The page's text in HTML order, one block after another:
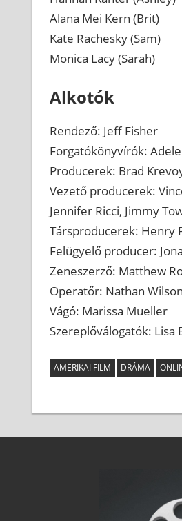
Alana Mei Kern (Brit)
Kate Rachesky (Sam)
Monica Lacy (Sarah)
Alkotók
Rendező: Jeff Fisher
Forgatókönyvírók:
Producerek: Brad
Vezető producerek:
Jennifer Ricci, Jimmy
Társproducerek: Henry
Felügyelő producer:
Zeneszerző: Matthew
Operatőr: Nathan Wilson
Vágó: Marissa Mueller
Szereplőválogatók: Lisa
AMERIKAI FILM DRÁMA